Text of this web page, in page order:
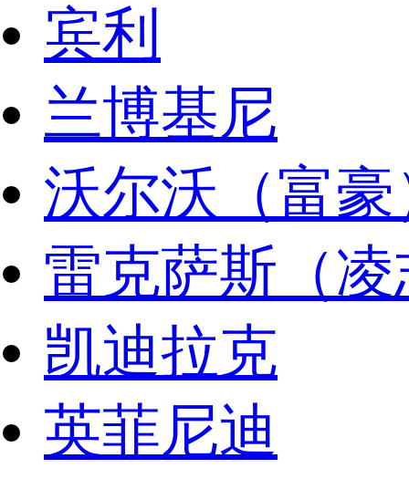
宾利
兰博基尼
沃尔沃（富豪
雷克萨斯（
凯迪拉克
英菲尼迪